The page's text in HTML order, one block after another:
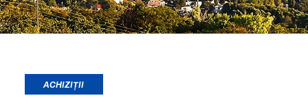
ACHIZIȚII